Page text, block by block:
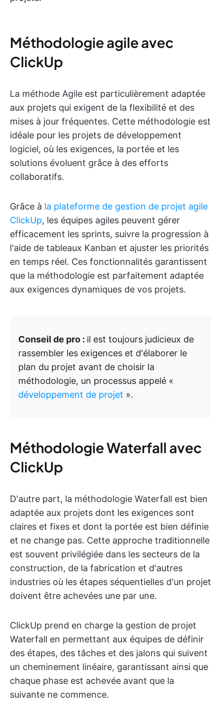
Méthodologie agile avec
ClickUp
La méthode Agile est particulièrement adaptée
aux projets qui exigent de la flexibilité et des
mises à jour fréquentes. Cette méthodologie est
idéale pour les projets de développement
logiciel, où les exigences, la portée et les
solutions évoluent grâce à des efforts
collaboratifs.
Grâce à la plateforme de gestion de projet agile
ClickUp, les équipes agiles peuvent gérer
efficacement les sprints, suivre la progression à
l'aide de tableaux Kanban et ajuster les priorités
en temps réel. Ces fonctionnalités garantissent
que la méthodologie est parfaitement adaptée
aux exigences dynamiques de vos projets.
Conseil de pro : il est toujours judicieux de
rassembler les exigences et d'élaborer le
plan du projet avant de choisir la
méthodologie, un processus appelé «
développement de projet ».
Méthodologie Waterfall avec
ClickUp
D'autre part, la méthodologie Waterfall est bien
adaptée aux projets dont les exigences sont
claires et fixes et dont la portée est bien définie
et ne change pas. Cette approche traditionnelle
est souvent privilégiée dans les secteurs de la
construction, de la fabrication et d'autres
industries où les étapes séquentielles d'un projet
doivent être achevées une par une.
ClickUp prend en charge la gestion de projet
Waterfall en permettant aux équipes de définir
des étapes, des tâches et des jalons qui suivent
un cheminement linéaire, garantissant ainsi que
chaque phase est achevée avant que la
suivante ne commence.